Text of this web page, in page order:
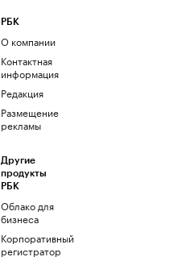
РБК
О компании
Контактная
информация
Редакция
Размещение
рекламы
Другие
продукты
РБК
Облако для
бизнеса
Корпоративный
регистратор